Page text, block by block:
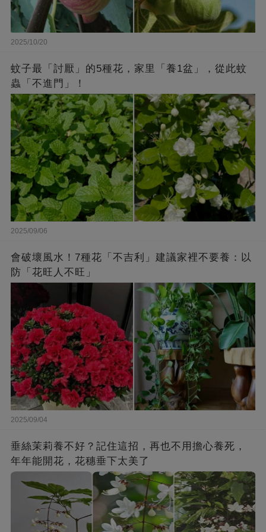
2025/10/20
蚊子最「討厭」的5種花，家里「養1盆」，從此蚊
蟲「不進門」！
2025/09/06
會破壞風水！7種花「不吉利」建議家裡不要養：以
防「花旺人不旺」
2025/09/04
垂絲茉莉養不好？記住這招，再也不用擔心養死，
年年能開花，花穗垂下太美了